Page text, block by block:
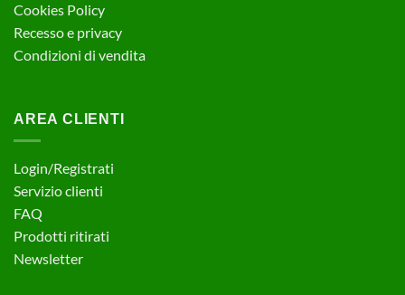
Cookies Policy
Recesso e privacy
Condizioni di vendita
AREA CLIENTI
Login/Registrati
Servizio clienti
FAQ
Prodotti ritirati
Newsletter